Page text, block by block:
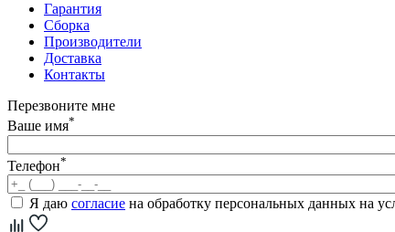
Гарантия
Сборка
Производители
Доставка
Контакты
Перезвоните мне
Ваше имя*
Телефон*
Я даю согласие на обработку персональных данных на